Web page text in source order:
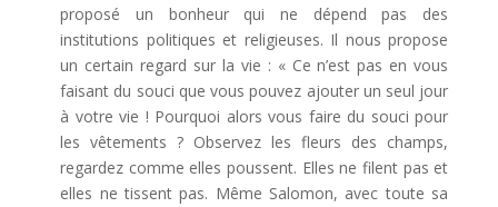
proposé un bonheur qui ne dépend pas des
institutions politiques et religieuses. Il nous propose
un certain regard sur la vie : « Ce n’est pas en vous
faisant du souci que vous pouvez ajouter un seul jour
à votre vie ! Pourquoi alors vous faire du souci pour
les vêtements ? Observez les fleurs des champs,
regardez comme elles poussent. Elles ne filent pas et
elles ne tissent pas. Même Salomon, avec toute sa